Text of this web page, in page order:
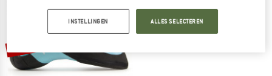
INSTELLINGEN ALLES SELECTEREN